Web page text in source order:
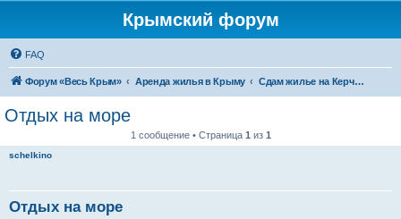
Крымский форум
FAQ
Форум «Весь Крым» Аренда жилья в Крыму Сдам жилье на Керченском полуострове
Отдых на море
1 сообщение • Страница 1 из 1
schelkino
Отдых на море